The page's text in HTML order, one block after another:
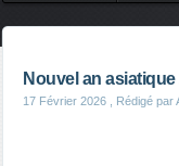
Nouvel an
17 Février 2026 , Rédigé par